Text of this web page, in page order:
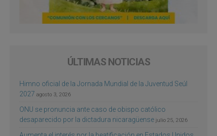
ÚLTIMAS NOTICIAS
Himno oficial de la Jornada Mundial de la Juventud Seúl
2027 agosto 3, 2026
ONU se pronuncia ante caso de obispo católico
desaparecido por la dictadura nicaragüense julio 25, 2026